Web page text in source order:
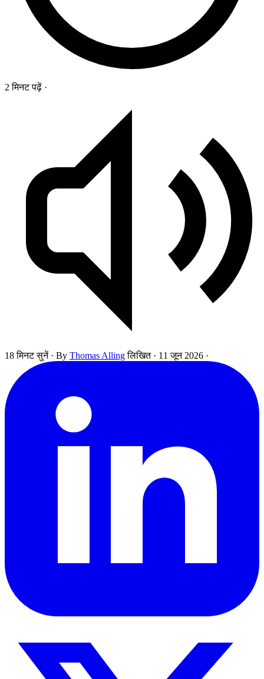
2 मिनट पढ़ें ·
18 मिनट सुनें · By Thomas Allingलिखित · 11 जून 2026 ·